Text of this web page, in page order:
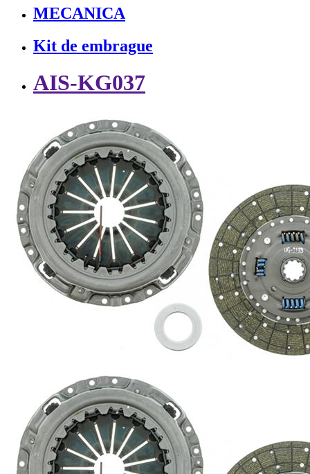
MECANICA
Kit de embrague
AIS-KG037